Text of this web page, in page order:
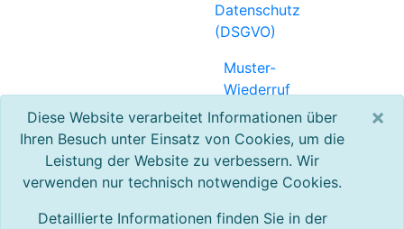
Diese Website verarbeitet Informationen über
Ihren Besuch unter Einsatz von Cookies, um die
Leistung der Website zu verbessern. Wir
verwenden nur technisch notwendige Cookies.
Detaillierte Informationen finden Sie in der
×
Datenschutz
(DSGVO)
Muster-
Wiederruf
(PDF)
Referenzen
Registrierung
Kontakt